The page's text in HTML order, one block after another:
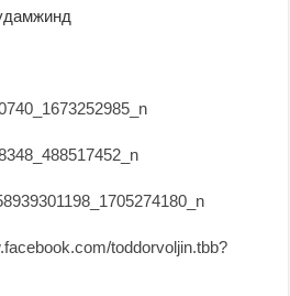
toddorvoljin.tbb?